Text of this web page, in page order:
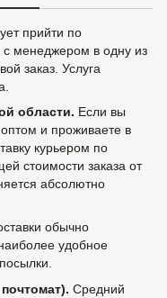
прийти по
с менеджером в одну из
заказ. Услуга
области. Если вы
и проживаете в
курьером по
стоимости заказа от
абсолютно
обычно
удобное
Средний